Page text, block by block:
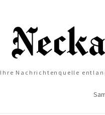
Ihre Nachrichtenquelle